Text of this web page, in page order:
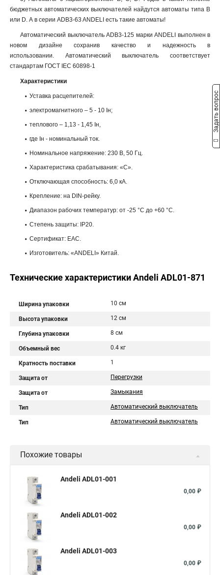
бюджетных автоматических выключателей найдутся автоматы типа B
или D. А в серии ADB3-63 ANDELI есть такие автоматы!
Автоматический выключатель ADB3-125 марки ANDELI выполнен в
новом дизайне сохранив качество и надежность в
использовании. Автоматический выключатель соответствует
стандартам ГОСТ IEC 60898-1
Характеристики
Уставка расцепителей:
электромагнитного – 5 - 10 Iн;
теплового – 1,13 - 1,45 Iн,
где Iн - номинальный ток.
Номинальное напряжение: 230 В, 50 Гц.
Характеристика срабатывания: «С».
Отключающая способность: 6,0 кА.
Крепление: на DIN-рейку.
Диапазон рабочих температур: от -25 °С до +60 °С.
Степень защиты: IP20.
Сертификат: ЕАС.
Изготовитель: «ANDELI» Китай.
Технические характеристики Andeli ADL01-871
Ширина упаковки 10 см
Высота упаковки 12 см
Глубина упаковки 8 см
Объемный вес 0.4 кг
Кратность поставки 1
Защита от Перегрузки
Защита от Замыкания
Тип Автоматический выключатель
Тип Автоматический выключатель
Похожие товары
Andeli ADL01-001
0,00 ₽
Andeli ADL01-002
0,00 ₽
Andeli ADL01-003
0,00 ₽
Задать вопрос